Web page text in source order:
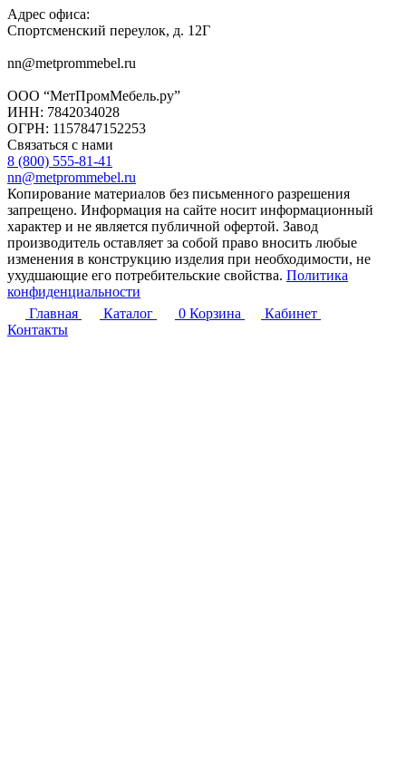
Адрес офиса:
Спортсменский переулок, д. 12Г
nn@metprommebel.ru
ООО “МетПромМебель.ру”
ИНН: 7842034028
ОГРН: 1157847152253
Связаться с нами
8 (800) 555-81-41
nn@metprommebel.ru
Копирование материалов без письменного разрешения
запрещено. Информация на сайте носит информационный
характер и не является публичной офертой. Завод
производитель оставляет за собой право вносить любые
изменения в конструкцию изделия при необходимости, не
ухудшающие его потребительские свойства. Политика
конфиденциальности
Главная
Каталог 0 Корзина
Кабинет
Контакты